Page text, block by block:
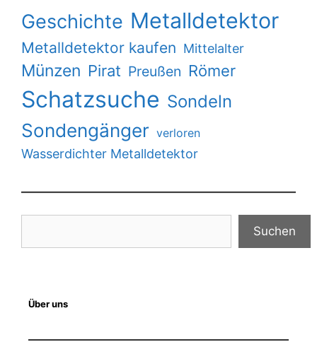
Geschichte Metalldetektor
Metalldetektor kaufen Mittelalter
Münzen Pirat Preußen Römer
Schatzsuche Sondeln
Sondengänger verloren
Wasserdichter Metalldetektor
Suchen
Über uns